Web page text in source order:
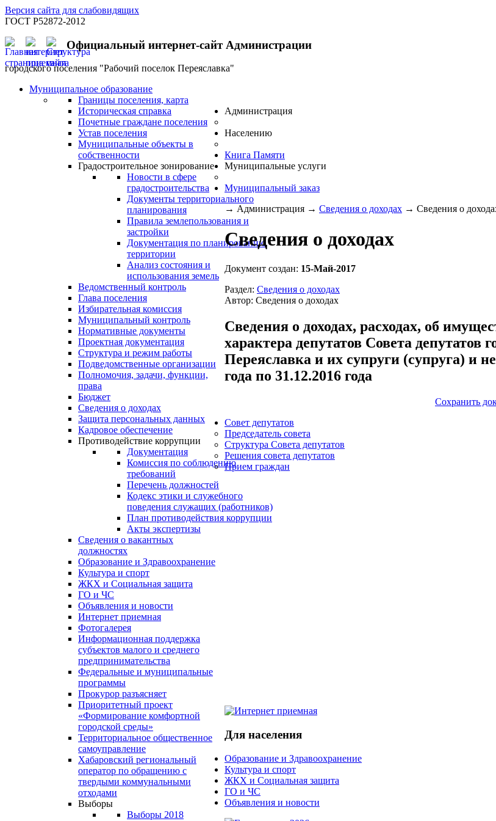
Версия сайта для слабовидящих
ГОСТ Р52872-2012
Официальный интернет-сайт Администрации
городского поселения "Рабочий поселок Переяславка"
Муниципальное образование
Границы поселения, карта
Историческая справка
Почетные граждане поселения
Устав поселения
Муниципальные объекты в
собственности
Градостроительное зонирование
Новости в сфере
градостроительства
Документы территориального
планирования
Правила землепользования и
застройки
Документация по планированию
территории
Анализ состояния и
использования земель
Ведомственный контроль
Глава поселения
Избирательная комиссия
Муниципальный контроль
Администрация
Нормативные документы
Проектная документация
Структура и режим работы
Подведомственные организации
Полномочия, задачи, функции,
права
Бюджет
Сведения о доходах
Защита персональных данных
Кадровое обеспечение
Противодействие коррупции
Документация
Комиссия по соблюдению
требований
Перечень должностей
Кодекс этики и служебного
поведения служащих (работников)
План противодействия коррупции
Акты экспертизы
Сведения о вакантных
должностях
Населению
Образование и Здравоохранение
Культура и спорт
ЖКХ и Социальная защита
ГО и ЧС
Объявления и новости
Интернет приемная
Фотогалерея
Информационная поддержка
субъектов малого и среднего
предпринимательства
Федеральные и муниципальные
программы
Прокурор разъясняет
Приоритетный проект
«Формирование комфортной
городской среды»
Территориальное общественное
самоуправление
Хабаровский региональный
оператор по обращению с
твердыми коммунальными
отходами
Выборы
Выборы 2018
Книга Памяти
Муниципальные услуги
Муниципальный заказ
→ Администрация → Сведения о доходах → Сведения о
Сведения о доходах
Документ создан: 15-Май-2017
Раздел: Сведения о доходах
Автор: Сведения о доходах
Сведения о доходах, расходах, об
характера депутатов Совета депутатов
Переяславка и их супруги (супруга) и
года по 31.12.2016 года
Сохранить
Совет депутатов
Председатель совета
Структура Совета депутатов
Решения совета депутатов
Прием граждан
Для населения
Образование и Здравоохранение
Культура и спорт
ЖКХ и Социальная защита
ГО и ЧС
Объявления и новости